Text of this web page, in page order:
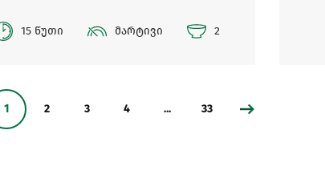
15 წუთი მარტივი 2
1 2 3 4 ... 33